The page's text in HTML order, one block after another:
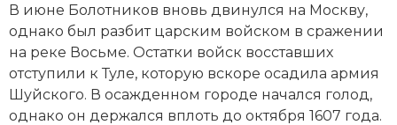
В июне Болотников вновь двинулся на Москву,
однако был разбит царским войском в сражении
на реке Восьме. Остатки войск восставших
отступили к Туле, которую вскоре осадила армия
Шуйского. В осажденном городе начался голод,
однако он держался вплоть до октября 1607 года.